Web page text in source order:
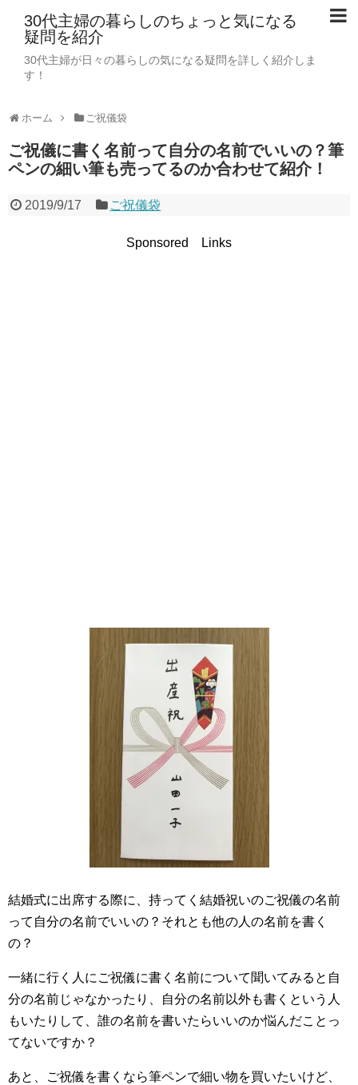
30代主婦の暮らしのちょっと気になる
疑問を紹介
30代主婦が日々の暮らしの気になる疑問を詳しく紹介しま
す！
ホーム ご祝儀袋
ご祝儀に書く名前って自分の名前でいいの？筆
ペンの細い筆も売ってるのか合わせて紹介！
2019/9/17 ご祝儀袋
Sponsored Links
結婚式に出席する際に、持ってく結婚祝いのご祝儀の名前
って自分の名前でいいの？それとも他の人の名前を書く
の？
一緒に行く人にご祝儀に書く名前について聞いてみると自
分の名前じゃなかったり、自分の名前以外も書くという人
もいたりして、誰の名前を書いたらいいのか悩んだことっ
てないですか？
あと、ご祝儀を書くなら筆ペンで細い物を買いたいけど、